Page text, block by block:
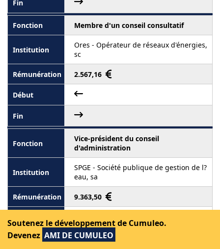
Membre d'un conseil consultatif
Ores - Opérateur de réseaux d'énergies,
sc
2.567,16
Vice-président du conseil
d'administration
SPGE - Société publique de gestion de l?
eau, sa
9.363,50
Soutenez le développement de Cumuleo.
Devenez AMI DE CUMULEO